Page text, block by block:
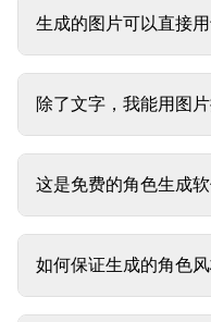
生成的图片可以直接
除了文字，我能用图
这是免费的角色生成软
如何保证生成的角色